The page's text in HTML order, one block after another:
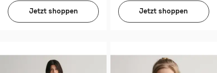
Jetzt shoppen Jetzt shoppen